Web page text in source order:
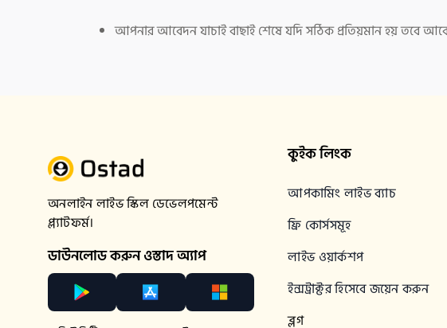
আপনার আবেদন যাচাই বাছাই শেষে যদি সঠিক প্রতিয়মান হয় তবে
অনলাইন লাইভ স্কিল ডেভেলপমেন্ট
প্ল্যাটফর্ম।
ডাউনলোড করুন ওস্তাদ অ্যাপ
কুইক লিংক
আপকামিং লাইভ ব্যাচ
ফ্রি কোর্সসমূহ
লাইভ ওয়ার্কশপ
ইন্সট্রাক্টর হিসেবে জয়েন করুন
ব্লগ